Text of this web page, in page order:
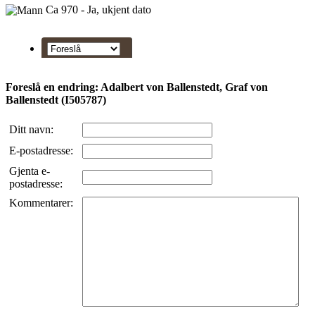
Ca 970 - Ja, ukjent dato
Foreslå en endring: Adalbert von Ballenstedt, Graf von
Ballenstedt (I505787)
Ditt navn:
E-postadresse:
Gjenta e-
postadresse:
Kommentarer: